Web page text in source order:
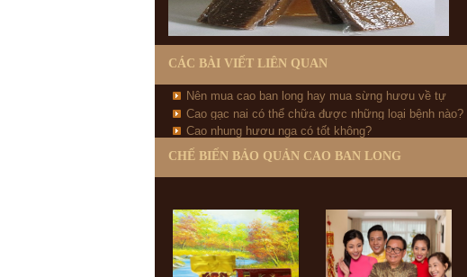
CÁC BÀI VIẾT LIÊN QUAN
Nên mua cao ban long hay mua sừng hươu về tự
nấu cao
Cao gạc nai có thể chữa được những loại bệnh nào?
Cao nhung hươu nga có tốt không?
CHẾ BIẾN BẢO QUẢN CAO BAN LONG